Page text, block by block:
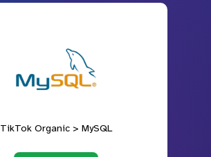
TikTok Organic > MySQL